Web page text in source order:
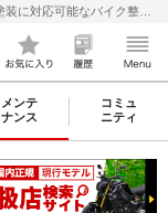
メンテ
ナンス
コミュ
ニティ